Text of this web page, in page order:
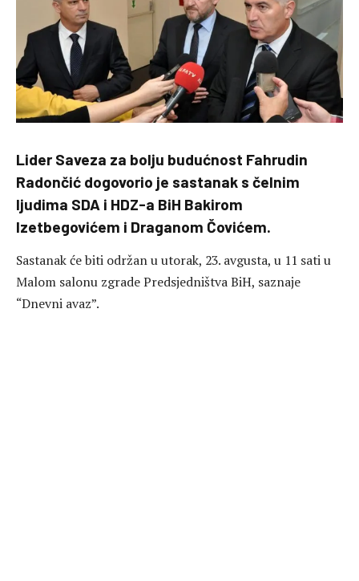
Lider Saveza za bolju budućnost Fahrudin
Radončić dogovorio je sastanak s čelnim
ljudima SDA i HDZ-a BiH Bakirom
Izetbegovićem i Draganom Čovićem.
Sastanak će biti održan u utorak, 23. avgusta, u 11 sati u
Malom salonu zgrade Predsjedništva BiH, saznaje
“Dnevni avaz”.